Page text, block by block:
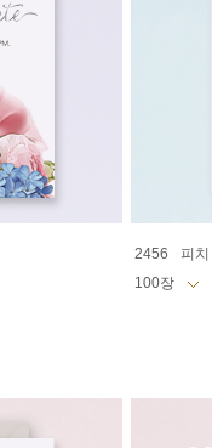
2456
피치